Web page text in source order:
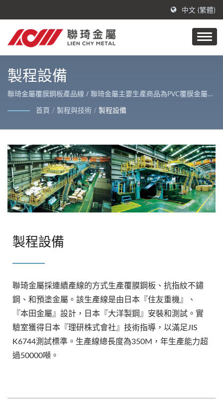
中文 (繁體)
製程設備
聯琦金屬覆膜鋼板產品線 / 聯琦金屬主要生產商品為PVC覆膜金屬、
抗指紋不鏽鋼及金屬原材，亮麗外觀適用於各式室內外裝修及家電
首頁 / 製程與技術 / 製程設備
製程設備
聯琦金屬採連續產線的方式生產覆膜鋼板、抗指紋不鏽
鋼、和預塗金屬。該生產線是由日本『住友重機』、
『本田金屬』設計，日本『大洋製鋼』安裝和測試。實
驗室獲得日本『理研株式會社』技術指導，以滿足JIS
K6744測試標準。生產線總長度為350M，年生產能力超
過50000噸。